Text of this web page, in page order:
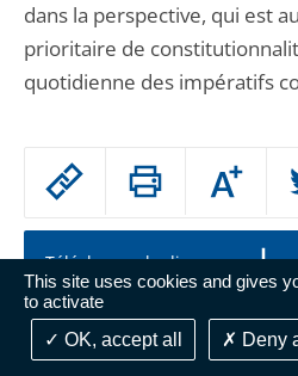
This site uses cookies and gives
to activate
OK, accept all
Deny
Passer
partage
de
l'article
pour
arriver
Augmenter
ou
la
de
la
police
Télécharger le discours
PDF - 227 Ko
Passer
dans la perspective, qui est
prioritaire de
quotidienne des impératifs